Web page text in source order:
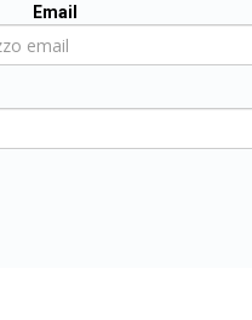
Email